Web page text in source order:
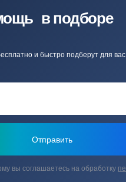
в подборе
и быстро подберут для
вы соглашаетесь на обработку